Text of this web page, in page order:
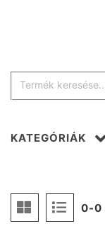
0-0
KATEGÓRIÁK